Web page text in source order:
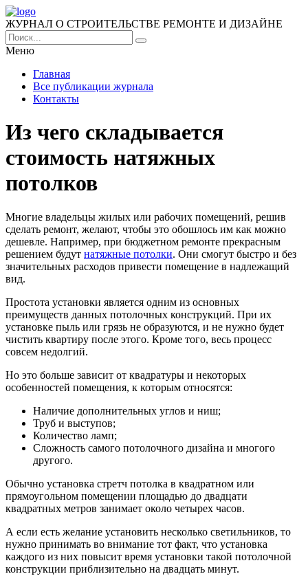
ЖУРНАЛ О СТРОИТЕЛЬСТВЕ РЕМОНТЕ И ДИЗАЙНЕ
Меню
Главная
Все публикации журнала
Контакты
Из чего складывается
стоимость натяжных
потолков
Многие владельцы жилых или рабочих помещений, решив
сделать ремонт, желают, чтобы это обошлось им как можно
дешевле. Например, при бюджетном ремонте прекрасным
решением будут натяжные потолки. Они смогут быстро и без
значительных расходов привести помещение в надлежащий
вид.
Простота установки является одним из основных
преимуществ данных потолочных конструкций. При их
установке пыль или грязь не образуются, и не нужно будет
чистить квартиру после этого. Кроме того, весь процесс
совсем недолгий.
Но это больше зависит от квадратуры и некоторых
особенностей помещения, к которым относятся:
Наличие дополнительных углов и ниш;
Труб и выступов;
Количество ламп;
Сложность самого потолочного дизайна и многого
другого.
Обычно установка стретч потолка в квадратном или
прямоугольном помещении площадью до двадцати
квадратных метров занимает около четырех часов.
А если есть желание установить несколько светильников, то
нужно принимать во внимание тот факт, что установка
каждого из них повысит время установки такой потолочной
конструкции приблизительно на двадцать минут.